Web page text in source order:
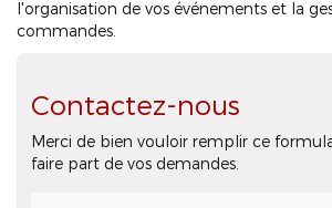
l'organisation de vos événements et la
commandes.
Contactez-nous
Merci de bien vouloir remplir ce
faire part de vos demandes.